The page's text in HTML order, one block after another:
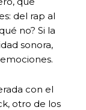
del rap al
no? Si la
sonora,
con el
otro de los